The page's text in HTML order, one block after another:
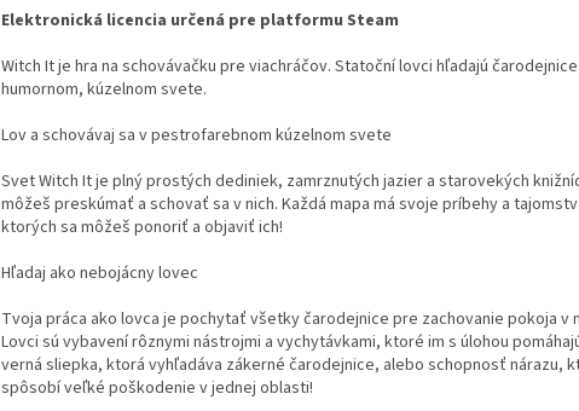
Elektronická licencia určená pre platformu Steam
Witch It je hra na schovávačku pre viachráčov. Statoční lovci hľadajú
humornom, kúzelnom svete.
Lov a schovávaj sa v pestrofarebnom kúzelnom svete
Svet Witch It je plný prostých dediniek, zamrznutých jazier a starovekých
môžeš preskúmať a schovať sa v nich. Každá mapa má svoje príbehy a
ktorých sa môžeš ponoriť a objaviť ich!
Hľadaj ako nebojácny lovec
Tvoja práca ako lovca je pochytať všetky čarodejnice pre zachovanie pokoja v
Lovci sú vybavení rôznymi nástrojmi a vychytávkami, ktoré im s úlohou
verná sliepka, ktorá vyhľadáva zákerné čarodejnice, alebo schopnosť nárazu,
spôsobí veľké poškodenie v jednej oblasti!